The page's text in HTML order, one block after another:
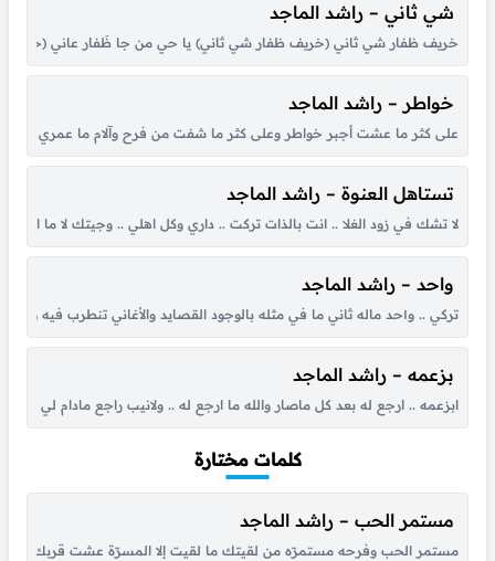
شي ثاني – راشد الماجد
خريف ظفار شي ثاني (خريف ظفار شي ثاني) يا حي من جا ظَفار عاني (خريف
خواطر – راشد الماجد
على كثر ما عشت أجبر خواطر وعلى كثر ما شفت من فرح وآلام ما عمري حسيت
تستاهل العنوة – راشد الماجد
لا تشك في زود الغلا .. انت بالذات تركت .. داري وكل اهلي .. وجيتك لا ما
واحد – راشد الماجد
تركي .. و١حد ماله ثاني ما في مثله بالوجود القصايد والأغاني تنطرب فيه وتزود افرح .. الفرح انخلق لك يا عسى عمرك طويل مابعدك انسان و قبلك نادرٍ فارق اصيل أنت .. و١حد بالبشر كل طيب الناس فيه وانت مره بالعمر واشهد...
بزعمه – راشد الماجد
ابزعمه .. ارجع له بعد كل ماصار والله ما ارجع له .. ولانيب راجع مادام لي
كلمات مختارة
مستمر الحب – راشد الماجد
مستمر الحب وفرحه مستمرّه من لقيتك ما لقيت إلا المسرّة عشت قربك